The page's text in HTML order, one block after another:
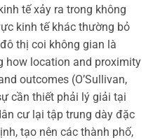
tế xảy ra trong không
kinh tế khác thường bỏ
thị coi không gian là
how location and proximity
outcomes (O’Sullivan,
cần thiết phải lý giải tại
cư lại tập trung dày đặc
tạo nên các thành phố,